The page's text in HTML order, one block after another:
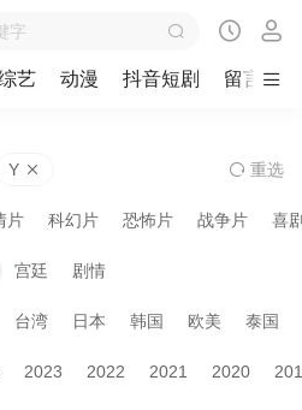
艺 动漫 抖音短剧 留言
Y 重选
片 科幻片 恐怖片 战争片 喜
宫廷 剧情
台湾 日本 韩国 欧美 泰国
2023 2022 2021 2020